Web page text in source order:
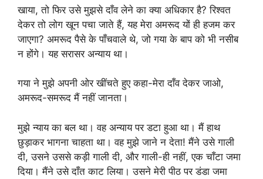
खाया, तो फिर उसे मुझसे दाँव लेने का क्या अधिकार है? रिश्वत
देकर तो लोग खून पचा जाते हैं, यह मेरा अमरूद यों ही हजम कर
जाएगा? अमरूद पैसे के पाँचवाले थे, जो गया के बाप को भी नसीब
न होंगे। यह सरासर अन्याय था।
गया ने मुझे अपनी ओर खींचते हुए कहा-मेरा दाँव देकर जाओ,
अमरूद-समरूद मैं नहीं जानता।
मुझे न्याय का बल था। वह अन्याय पर डटा हुआ था। मैं हाथ
छुड़ाकर भागना चाहता था। वह मुझे जाने न देता! मैंने उसे गाली
दी, उसने उससे कड़ी गाली दी, और गाली-ही नहीं, एक चाँटा जमा
दिया। मैंने उसे दाँत काट लिया। उसने मेरी पीठ पर डंडा जमा